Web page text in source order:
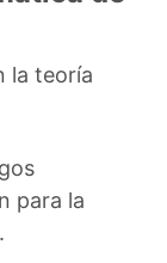
la teoría
para la